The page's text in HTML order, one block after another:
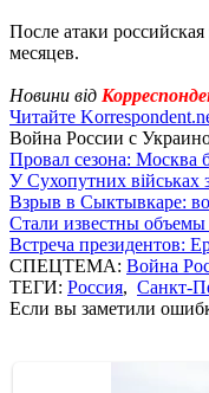
После атаки
месяцев.
Новини від
Читайте
Война России с
Провал сезона: Москва
У Сухопутних військах
Взрыв в Сыктывкаре:
Стали известны
Встреча президентов:
СПЕЦТЕМА: Война
ТЕГИ: Россия, Санкт-
Если вы заметили